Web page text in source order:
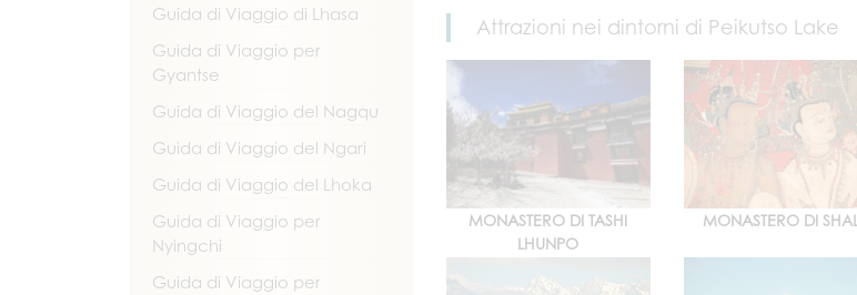
Guida di Viaggio di Lhasa
Guida di Viaggio per
Gyantse
Guida di Viaggio del Nagqu
Guida di Viaggio del Ngari
Guida di Viaggio del Lhoka
Guida di Viaggio per
Nyingchi
Guida di Viaggio per
Attrazioni nei dintorni di Peikutso Lake
MONASTERO DI TASHI
LHUNPO
MONASTERO DI